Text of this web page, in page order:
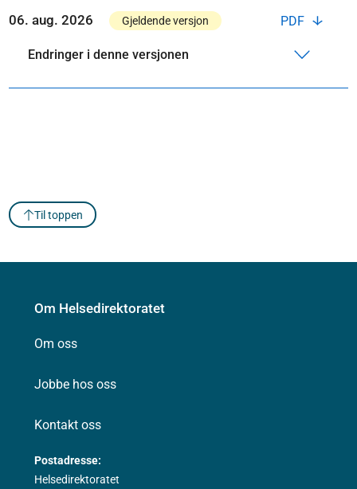
PDF
06. aug. 2026 Gjeldende versjon
Endringer i denne versjonen
Til toppen
Om Helsedirektoratet
Om oss
Jobbe hos oss
Kontakt oss
Postadresse:
Helsedirektoratet